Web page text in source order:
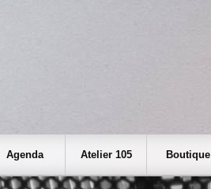
Agenda Atelier 105 Boutique